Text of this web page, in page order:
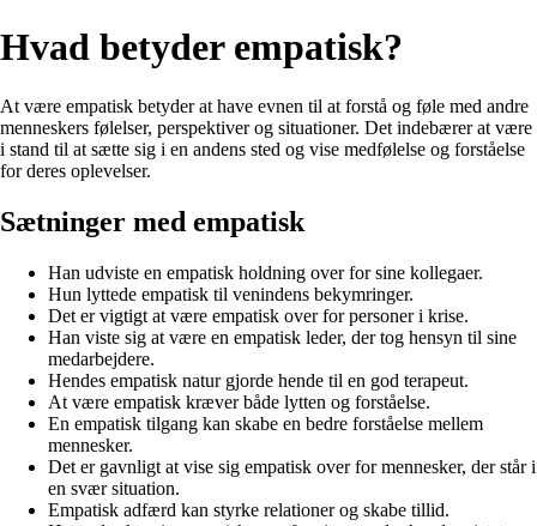
Hvad betyder empatisk?
At være empatisk betyder at have evnen til at forstå og føle med andre
menneskers følelser, perspektiver og situationer. Det indebærer at være
i stand til at sætte sig i en andens sted og vise medfølelse og forståelse
for deres oplevelser.
Sætninger med empatisk
Han udviste en empatisk holdning over for sine kollegaer.
Hun lyttede empatisk til venindens bekymringer.
Det er vigtigt at være empatisk over for personer i krise.
Han viste sig at være en empatisk leder, der tog hensyn til sine
medarbejdere.
Hendes empatisk natur gjorde hende til en god terapeut.
At være empatisk kræver både lytten og forståelse.
En empatisk tilgang kan skabe en bedre forståelse mellem
mennesker.
Det er gavnligt at vise sig empatisk over for mennesker, der står i
en svær situation.
Empatisk adfærd kan styrke relationer og skabe tillid.